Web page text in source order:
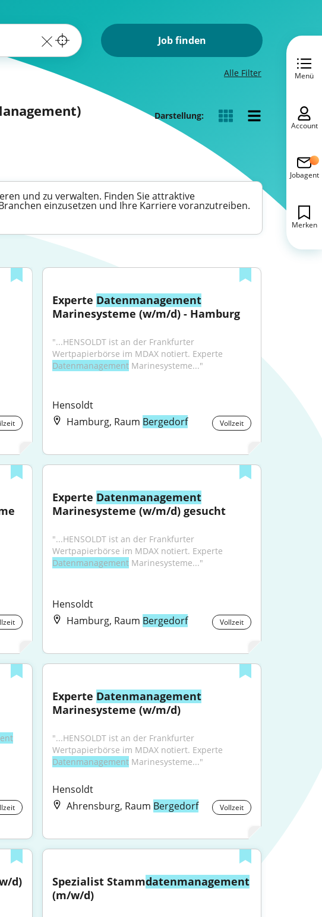
Job finden
Alle Filter
Darstellung:
und zu verwalten. Finden Sie attraktive
einzusetzen und Ihre Karriere voranzutreiben.
Experte Datenmanagement
Marinesysteme (w/m/d) - Hamburg
"...HENSOLDT ist an der Frankfurter
Datenmanagement Marinesysteme..."
Hensoldt
Hamburg, Raum Bergedorf Vollzeit
Experte Datenmanagement
Marinesysteme (w/m/d) gesucht
"...HENSOLDT ist an der Frankfurter
Datenmanagement Marinesysteme..."
Hensoldt
Hamburg, Raum Bergedorf Vollzeit
Experte Datenmanagement
Marinesysteme (w/m/d)
"...HENSOLDT ist an der Frankfurter
Datenmanagement Marinesysteme..."
Hensoldt
Ahrensburg, Raum Bergedorf Vollzeit
Spezialist Stammdatenmanagement
(m/w/d)
Menü
Account
Jobagent
Merken